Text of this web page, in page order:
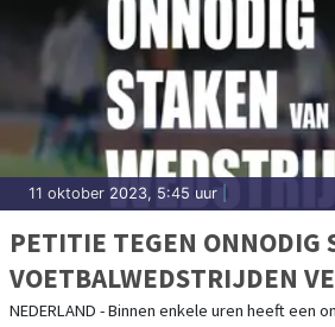
11 oktober 2023, 5:45 uur
PETITIE TEGEN ONNODIG
VOETBALWEDSTRIJDEN
DUIZENDEN
NEDERLAND - Binnen enkele uren heeft een